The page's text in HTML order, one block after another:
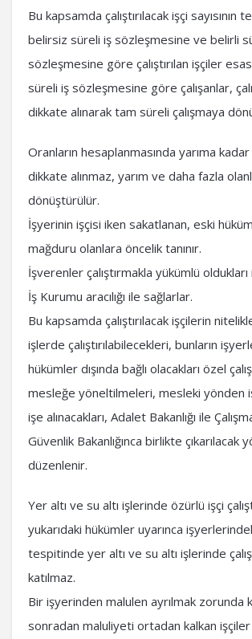
Bu kapsamda çalıştırılacak işçi sayısının
belirsiz süreli iş sözleşmesine ve belirli
sözleşmesine göre çalıştırılan işçiler esas
süreli iş sözleşmesine göre çalışanlar,
dikkate alınarak tam süreli çalışmaya
Oranların hesaplanmasında yarıma
dikkate alınmaz, yarım ve daha fazla
dönüştürülür.
İşyerinin işçisi iken sakatlanan, eski
mağduru olanlara öncelik tanınır.
İşverenler çalıştırmakla yükümlü
İş Kurumu aracılığı ile sağlarlar.
Bu kapsamda çalıştırılacak işçilerin
işlerde çalıştırılabilecekleri, bunların
hükümler dışında bağlı olacakları özel
mesleğe yöneltilmeleri, mesleki yönden
işe alınacakları, Adalet Bakanlığı ile
Güvenlik Bakanlığınca birlikte çıkarılacak
düzenlenir.
Yer altı ve su altı işlerinde özürlü işçi
yukarıdaki hükümler uyarınca
tespitinde yer altı ve su altı işlerinde
katılmaz.
Bir işyerinden malulen ayrılmak zorunda
sonradan maluliyeti ortadan kalkan